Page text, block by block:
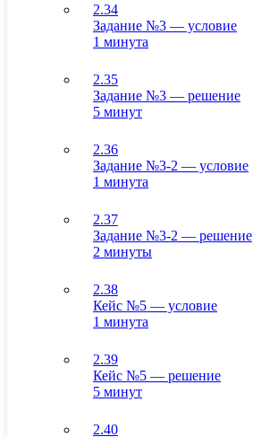
2.34
Задание №3 — условие
1 минута
2.35
Задание №3 — решение
5 минут
2.36
Задание №3-2 — условие
1 минута
2.37
Задание №3-2 — решение
2 минуты
2.38
Кейс №5 — условие
1 минута
2.39
Кейс №5 — решение
5 минут
2.40